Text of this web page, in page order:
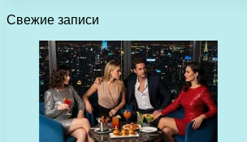
Свежие записи